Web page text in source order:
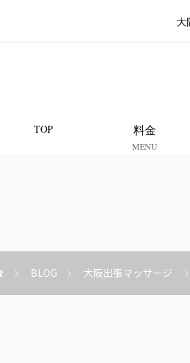
大
TOP 料金
MENU
BLOG 大阪出張マッサージ